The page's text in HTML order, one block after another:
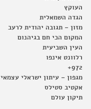
העוקץ
הגדה השמאלית
מזון – תגובה יהודית לרעב
המקום הכי חם בגיהנום
העין השביעית
רלוונט אינפו
972+
מגפון – עיתון ישראלי עצמאי
אקטיב סטילס
תיקון עולם